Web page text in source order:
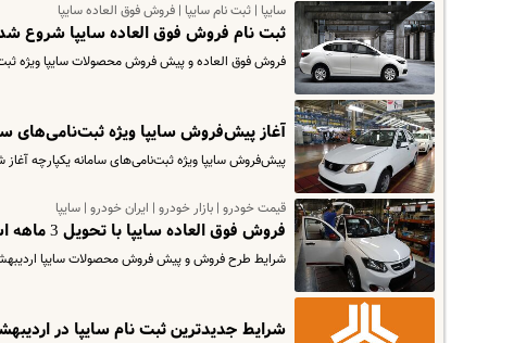
سایپا | ثبت نام سایپا | فروش فوق العاده سایپا
ثبت نام فروش فوق العاده سایپا شروع شد | با ۲۰۰ میلیون شاهین بخرید
فروش فوق العاده و پیش فروش محصولات سایپا ویژه
آغاز پیش‌فروش سایپا ویژه ثبت‌نامی‌های سامانه یکپارچه | با
پیش‌فروش سایپا ویژه ثبت‌نامی‌های سامانه یکپارچه آغاز
قیمت خودرو | بازار خودرو | ایران خودرو | سایپا
فروش فوق العاده سایپا با تحویل 3 ماهه استارت خورد | زیر قیمت بازار کوییک بخرید + جزییات
شرایط طرح فروش و پیش فروش محصولات سایپا اردیبهشت 1403